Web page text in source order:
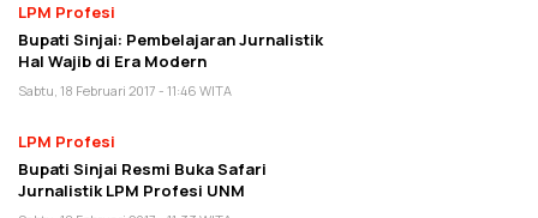
LPM Profesi
Bupati Sinjai: Pembelajaran Jurnalistik
Hal Wajib di Era Modern
Sabtu, 18 Februari 2017 - 11:46 WITA
LPM Profesi
Bupati Sinjai Resmi Buka Safari
Jurnalistik LPM Profesi UNM